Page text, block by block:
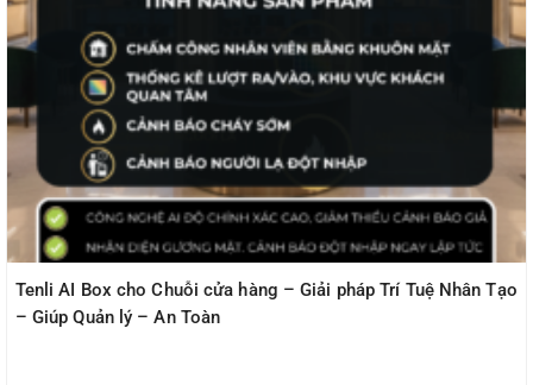
Tenli AI Box cho Chuỗi cửa hàng – Giải pháp Trí Tuệ Nhân Tạo
– Giúp Quản lý – An Toàn